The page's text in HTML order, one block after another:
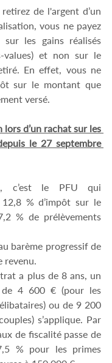
de l'argent d’un
vous ne payez
les gains réalisés
values) et non sur le
En effet, vous ne
sur le montant que
versé.
lors d’un rachat sur les
le 27 septembre
c’est le PFU qui
12,8 % d’impôt sur le
% de prélèvements
barème progressif de
revenu.
a plus de 8 ans, un
de 4 600 € (pour les
ou de 9 200
s’applique. Par
de fiscalité passe de
% pour les primes